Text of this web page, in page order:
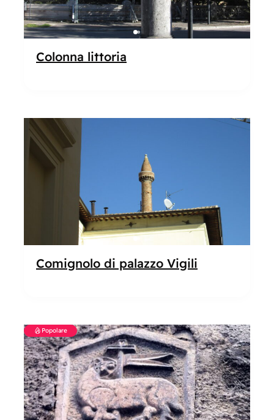
Colonna littoria
Popolare
Comignolo di palazzo Vigili
Popolare